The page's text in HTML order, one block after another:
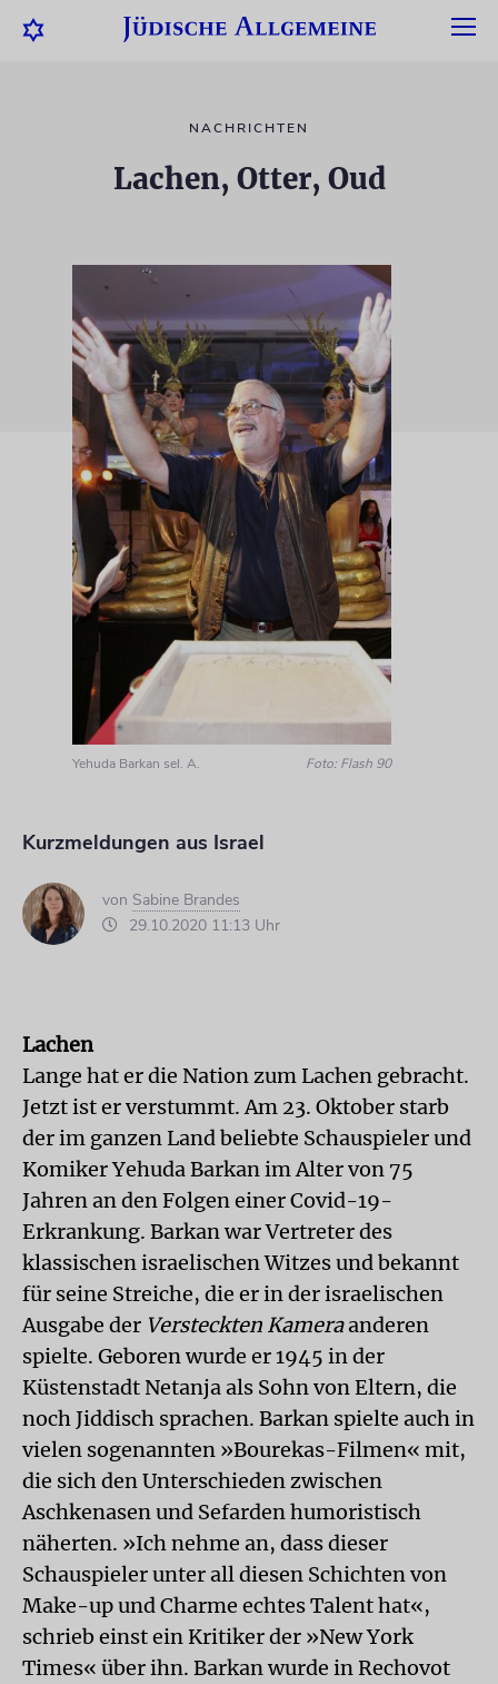
NACHRICHTEN
Lachen, Otter, Oud
Yehuda Barkan sel. A. Foto: Flash 90
Kurzmeldungen aus Israel
von Sabine Brandes
29.10.2020 11:13 Uhr
Lachen
Lange hat er die Nation zum Lachen gebracht.
Jetzt ist er verstummt. Am 23. Oktober starb
der im ganzen Land beliebte Schauspieler und
Komiker Yehuda Barkan im Alter von 75
Jahren an den Folgen einer Covid-19-
Erkrankung. Barkan war Vertreter des
klassischen israelischen Witzes und bekannt
für seine Streiche, die er in der israelischen
Ausgabe der Versteckten Kameraanderen
spielte. Geboren wurde er 1945 in der
Küstenstadt Netanja als Sohn von Eltern, die
noch Jiddisch sprachen. Barkan spielte auch in
vielen sogenannten »Bourekas-Filmen« mit,
die sich den Unterschieden zwischen
Aschkenasen und Sefarden humoristisch
näherten. »Ich nehme an, dass dieser
Schauspieler unter all diesen Schichten von
Make-up und Charme echtes Talent hat«,
schrieb einst ein Kritiker der »New York
Times« über ihn. Barkan wurde in Rechovot